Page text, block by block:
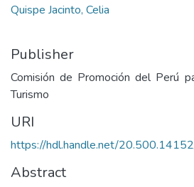
Quispe Jacinto, Celia
Publisher
Comisión de Promoción del Perú
Turismo
URI
https://hdl.handle.net/
Abstract